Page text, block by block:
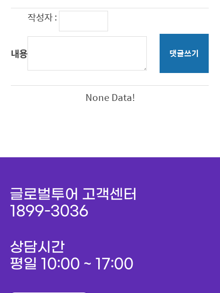
작성자 :
내용 댓글쓰기
None Data!
글로벌투어 고객센터
1899-3036
상담시간
평일 10:00 ~ 17:00